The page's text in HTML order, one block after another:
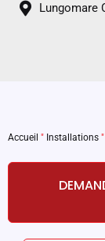
Lungomare
Accueil " Installations "